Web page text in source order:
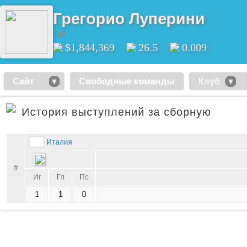
Грегорио Луперини
CM
$1,844,369 26.5 0.009
Сайт Свободные команды Клуб
История выступлений за сборную
#
Италия
Иг Гл Пс
1 1 0